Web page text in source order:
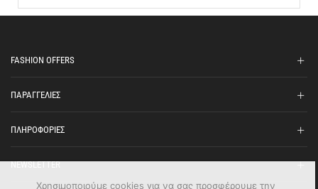
FASHION OFFERS
ΠΑΡΑΓΓΕΛΙΕΣ
ΠΛΗΡΟΦΟΡΙΕΣ
NEWSLETTER
Χρησιμοποιούμε cookies για να σας προσφέρουμε την